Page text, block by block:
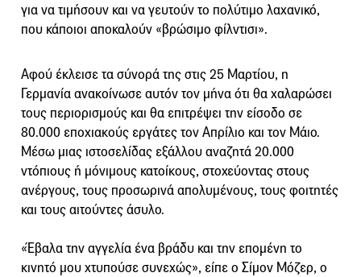
για να τιμήσουν και να γευτούν το πολύτιμο λαχανικό,
που κάποιοι αποκαλούν «βρώσιμο φίλντισι».
Αφού έκλεισε τα σύνορά της στις 25 Μαρτίου, η
Γερμανία ανακοίνωσε αυτόν τον μήνα ότι θα χαλαρώσει
τους περιορισμούς και θα επιτρέψει την είσοδο σε
80.000 εποχιακούς εργάτες τον Απρίλιο και τον Μάιο.
Μέσω μιας ιστοσελίδας εξάλλου αναζητά 20.000
ντόπιους ή μόνιμους κατοίκους, στοχεύοντας στους
ανέργους, τους προσωρινά απολυμένους, τους φοιτητές
και τους αιτούντες άσυλο.
«Έβαλα την αγγελία ένα βράδυ και την επομένη το
κινητό μου χτυπούσε συνεχώς», είπε ο Σίμον Μόζερ, ο